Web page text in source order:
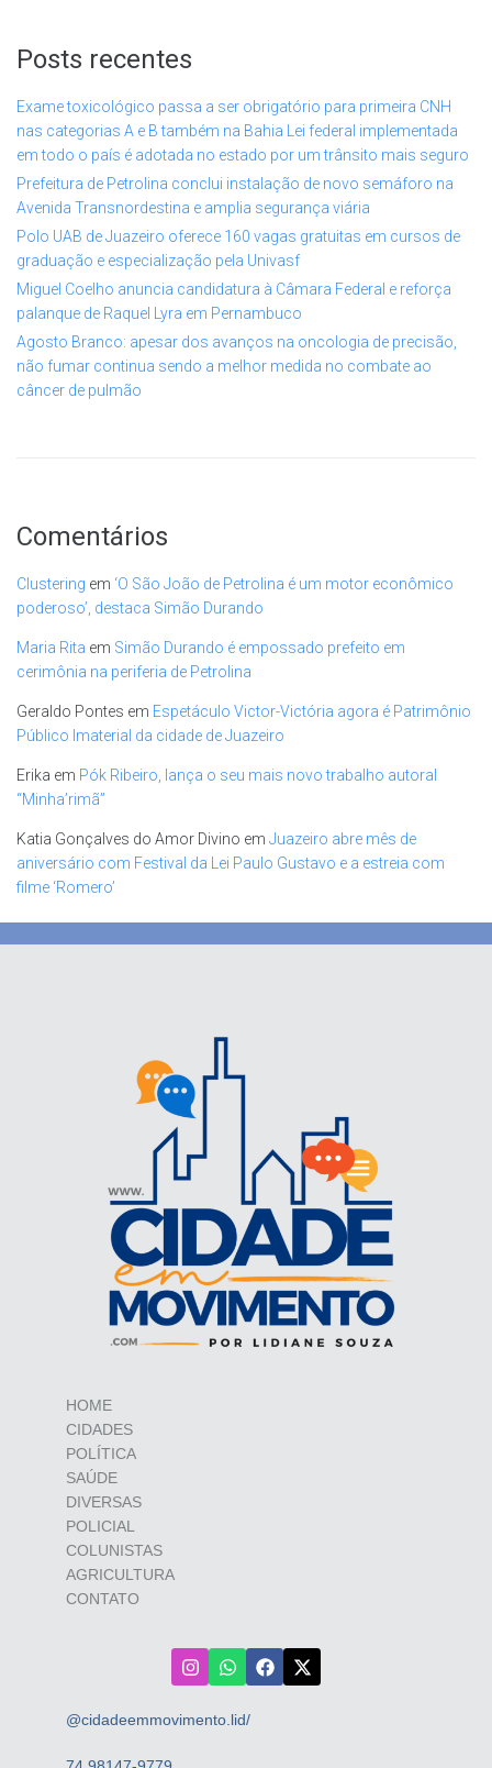
Posts recentes
Exame toxicológico passa a ser obrigatório para primeira CNH
nas categorias A e B também na Bahia Lei federal implementada
em todo o país é adotada no estado por um trânsito mais seguro
Prefeitura de Petrolina conclui instalação de novo semáforo na
Avenida Transnordestina e amplia segurança viária
Polo UAB de Juazeiro oferece 160 vagas gratuitas em cursos de
graduação e especialização pela Univasf
Miguel Coelho anuncia candidatura à Câmara Federal e reforça
palanque de Raquel Lyra em Pernambuco
Agosto Branco: apesar dos avanços na oncologia de precisão,
não fumar continua sendo a melhor medida no combate ao
câncer de pulmão
Comentários
Clustering em ‘O São João de Petrolina é um motor econômico
poderoso’, destaca Simão Durando
Maria Rita em Simão Durando é empossado prefeito em
cerimônia na periferia de Petrolina
Geraldo Pontes em Espetáculo Victor-Victória agora é Patrimônio
Público Imaterial da cidade de Juazeiro
Erika em Pók Ribeiro, lança o seu mais novo trabalho autoral
“Minha’rimã”
Katia Gonçalves do Amor Divino em Juazeiro abre mês de
aniversário com Festival da Lei Paulo Gustavo e a estreia com
filme ‘Romero’
HOME
CIDADES
POLÍTICA
SAÚDE
DIVERSAS
POLICIAL
COLUNISTAS
AGRICULTURA
CONTATO
@cidadeemmovimento.lid/